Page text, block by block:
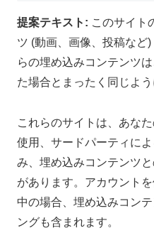
提案テキスト: このサイト
ツ (動画、画像、投稿など
らの埋め込みコンテンツ
た場合とまったく同じよう
これらのサイトは、あな
使用、サードパーティに
み、埋め込みコンテンツ
があります。アカウント
中の場合、埋め込みコン
ングも含まれます。